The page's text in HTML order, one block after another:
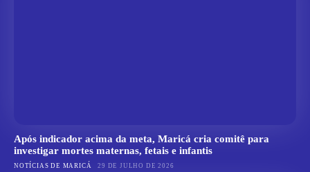
Após indicador acima da meta, Maricá cria comitê para
investigar mortes maternas, fetais e infantis
NOTÍCIAS DE MARICÁ 29 DE JULHO DE 2026